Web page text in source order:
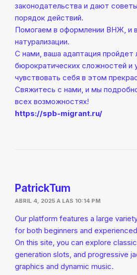
законодательства и дают
порядок действий.
Помогаем в оформлении ВНЖ, и
натурализации.
С нами, ваша адаптация пройдет
бюрократических сложностей и
чувствовать себя в этом
Свяжитесь с нами, и мы
всех возможностях!
https://spb-migrant.ru/
PatrickTum
ABRIL 4, 2025 A LAS 10:14 PM
Our platform features a large
for both beginners and
On this site, you can explore
generation slots, and progressive
graphics and dynamic music.